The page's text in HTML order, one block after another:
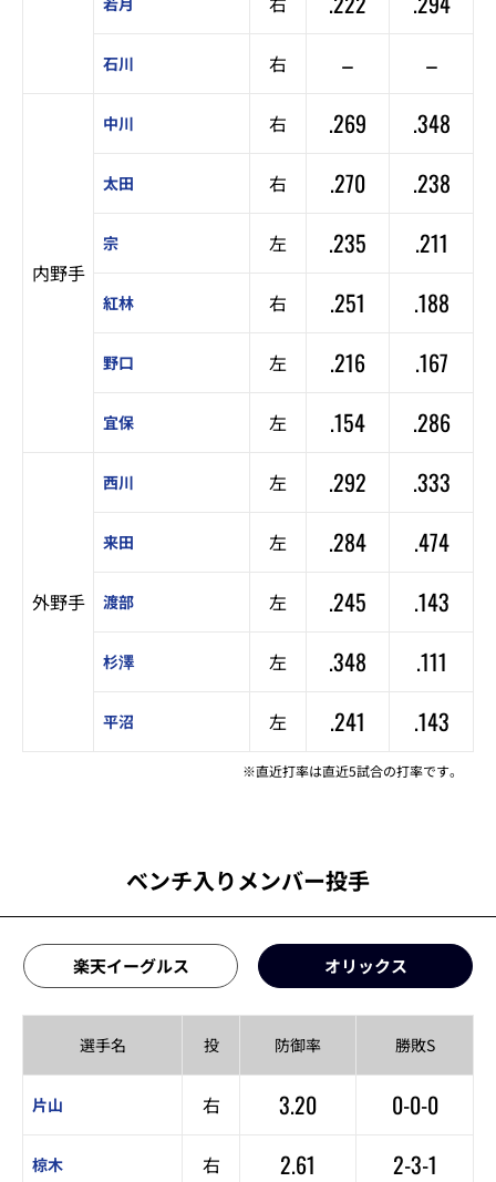
石川 右 – –
内野手
中川 右 .269 .348
太田 右 .270 .238
宗 左 .235 .211
紅林 右 .251 .188
野口 左 .216 .167
宜保 左 .154 .286
外野手
西川 左 .292 .333
来田 左 .284 .474
渡部 左 .245 .143
杉澤 左 .348 .111
平沼 左 .241 .143
※直近打率は直近5試合の打率です。
ベンチ入りメンバー投手
楽天イーグルス オリックス
選手名 投 防御率 勝敗S
片山 右 3.20 0-0-0
椋木 右 2.61 2-3-1